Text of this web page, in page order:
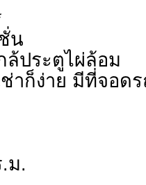
น
ล้ประตูไผ่ล้อม
าก็ง่าย มีที่จอด
ม.